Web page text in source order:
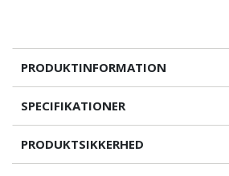
PRODUKTINFORMATION
SPECIFIKATIONER
PRODUKTSIKKERHED